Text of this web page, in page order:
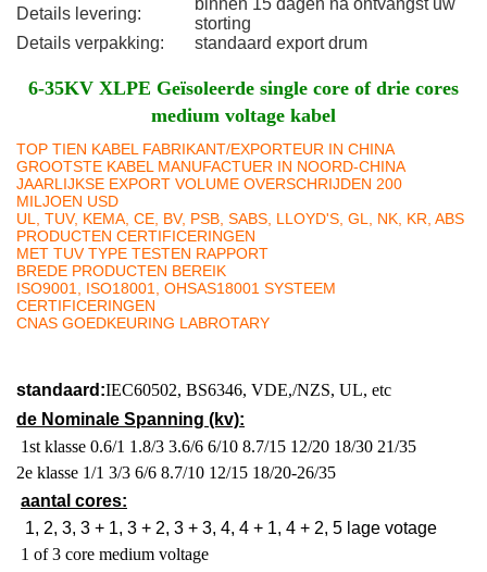
Details levering:
binnen 15 dagen na ontvangst uw
storting
Details verpakking:
standaard export drum
6-35KV XLPE Geïsoleerde single core of drie cores
medium voltage kabel
TOP TIEN KABEL FABRIKANT/EXPORTEUR IN CHINA
GROOTSTE KABEL MANUFACTUER IN NOORD-CHINA
JAARLIJKSE EXPORT VOLUME OVERSCHRIJDEN 200
MILJOEN USD
UL, TUV, KEMA, CE, BV, PSB, SABS, LLOYD'S, GL, NK, KR, ABS
PRODUCTEN CERTIFICERINGEN
MET TUV TYPE TESTEN RAPPORT
BREDE PRODUCTEN BEREIK
ISO9001, ISO18001, OHSAS18001 SYSTEEM
CERTIFICERINGEN
CNAS GOEDKEURING LABROTARY
standaard:IEC60502, BS6346, VDE,/NZS, UL, etc
de Nominale Spanning (kv):
1st klasse 0.6/1 1.8/3 3.6/6 6/10 8.7/15 12/20 18/30 21/35
2e klasse 1/1 3/3 6/6 8.7/10 12/15 18/20-26/35
aantal cores:
1, 2, 3, 3 + 1, 3 + 2, 3 + 3, 4, 4 + 1, 4 + 2, 5 lage votage
1 of 3 core medium voltage